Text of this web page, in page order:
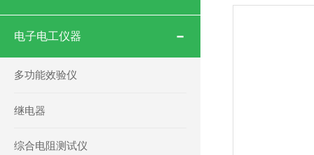
电子电工仪器
多功能效验仪
继电器
综合电阻测试仪